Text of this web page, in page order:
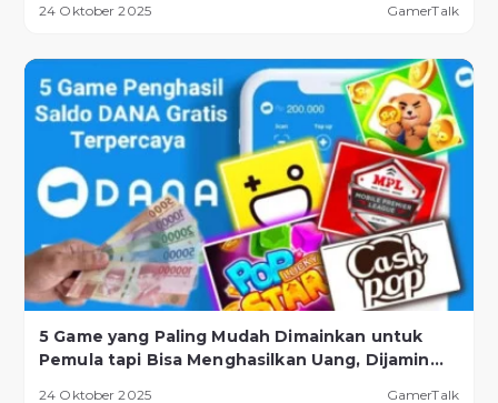
24 Oktober 2025 GamerTalk
5 Game yang Paling Mudah Dimainkan untuk
Pemula tapi Bisa Menghasilkan Uang, Dijamin
24 Oktober 2025 GamerTalk